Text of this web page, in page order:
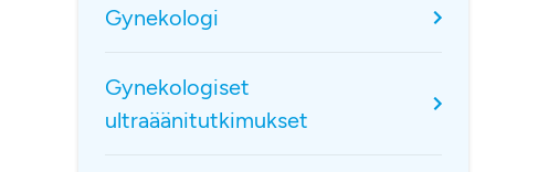
Gynekologi
Gynekologiset
ultraäänitutkimukset